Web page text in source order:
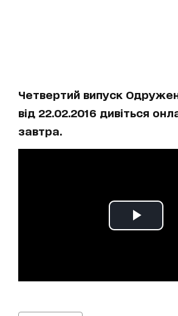
Четвертий випуск
від 22.02.2016 дивіться
завтра.